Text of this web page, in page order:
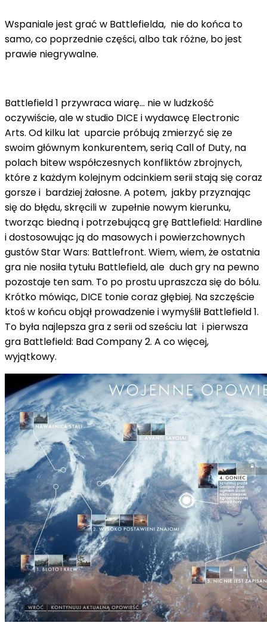
Wspaniale jest grać w Battlefielda, nie do końca to
samo, co poprzednie części, albo tak różne, bo jest
prawie niegrywalne.
Battlefield 1 przywraca wiarę… nie w ludzkość
oczywiście, ale w studio DICE i wydawcę Electronic
Arts. Od kilku lat uparcie próbują zmierzyć się ze
swoim głównym konkurentem, serią Call of Duty, na
polach bitew współczesnych konfliktów zbrojnych,
które z każdym kolejnym odcinkiem serii stają się coraz
gorsze i bardziej żałosne. A potem, jakby przyznając
się do błędu, skręcili w zupełnie nowym kierunku,
tworząc biedną i potrzebującą grę Battlefield: Hardline
i dostosowując ją do masowych i powierzchownych
gustów Star Wars: Battlefront. Wiem, wiem, że ostatnia
gra nie nosiła tytułu Battlefield, ale duch gry na pewno
pozostaje ten sam. To po prostu upraszcza się do bólu.
Krótko mówiąc, DICE tonie coraz głębiej. Na szczęście
ktoś w końcu objął prowadzenie i wymyślił Battlefield 1.
To była najlepsza gra z serii od sześciu lat i pierwsza
gra Battlefield: Bad Company 2. A co więcej,
wyjątkowy.